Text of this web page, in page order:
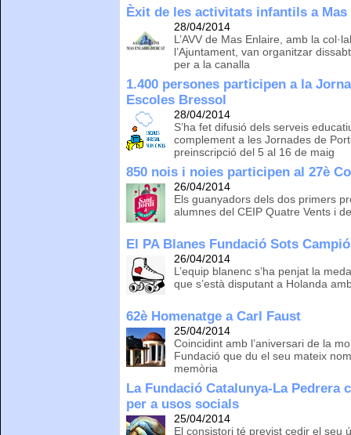
Èxit de les activitats infantils a Mas
28/04/2014
L’AVV de Mas Enlaire, amb la
l’Ajuntament, van organitzar
per a la canalla
1.400 persones participen a la
Escoles Bressol
28/04/2014
S’ha fet difusió dels serveis
complement a les Jornades de
preinscripció del 5 al 16 de maig
850 nois i noies participen al 27è
26/04/2014
Els guanyadors dels dos primers
alumnes del CEIP Quatre Vents i
El PA Blanes Fundació Sots
26/04/2014
L’equip blanenc s’ha penjat la
que s’està disputant a Holanda
62è Homenatge a Carl Faust
25/04/2014
Coincidint amb l’aniversari de la
Fundació que du el seu mateix
memòria
La Fundació Catalunya-La Pedrera
per a usos socials
25/04/2014
El consistori té previst cedir el seu